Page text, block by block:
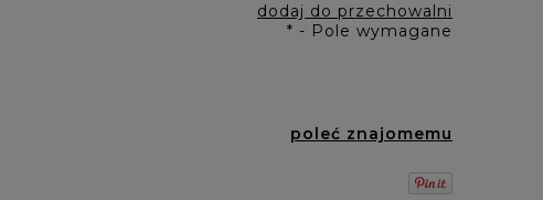
dodaj do przechowalni
* - Pole wymagane
poleć znajomemu